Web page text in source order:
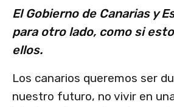
El Gobierno de Canarias y
para otro lado, como si
ellos.
Los canarios queremos ser
nuestro futuro, no vivir en